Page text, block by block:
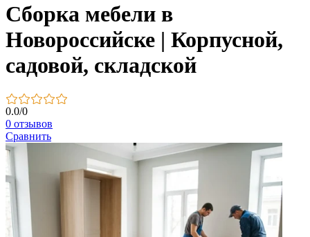
Сборка мебели в
Новороссийске | Корпусной,
садовой, складской
0.0/0
0 отзывов
Сравнить